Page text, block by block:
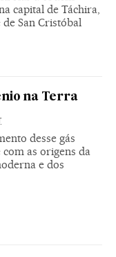
capital de Táchira,
de San Cristóbal
na Terra
desse gás
com as origens da
e dos